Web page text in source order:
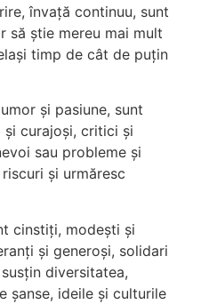
învață continuu, sunt
să știe mereu mai mult
timp de cât de puțin
și pasiune, sunt
curajoși, critici și
sau probleme și
și urmăresc
cinstiți, modești și
și generoși, solidari
diversitatea,
șanse, ideile și culturile